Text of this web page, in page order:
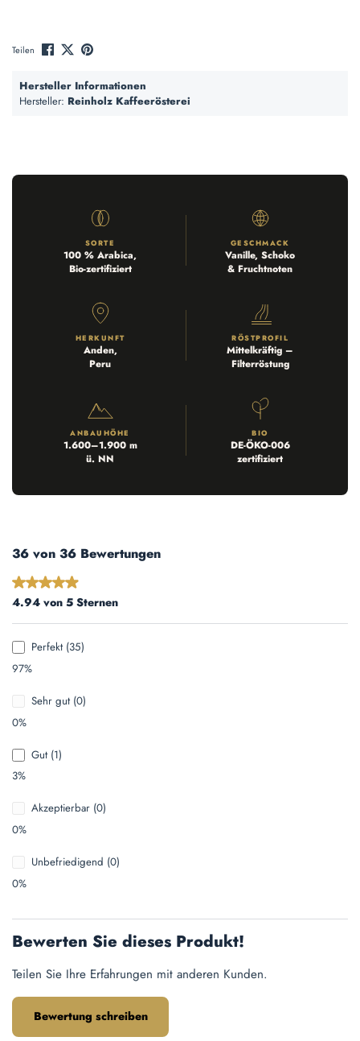
Teilen
Hersteller Informationen
Hersteller: Reinholz Kaffeerösterei
SORTE
100 % Arabica,
Bio-zertifiziert
GESCHMACK
Vanille, Schoko
& Fruchtnoten
HERKUNFT
Anden,
Peru
RÖSTPROFIL
Mittelkräftig –
Filterröstung
ANBAUHÖHE
1.600–1.900 m
ü. NN
BIO
DE-ÖKO-006
zertifiziert
36 von 36 Bewertungen
Durchschnittliche Bewertung von 4.94 von 5 Sternen
4.94 von 5 Sternen
Perfekt (35)
97%
Sehr gut (0)
0%
Gut (1)
3%
Akzeptierbar (0)
0%
Unbefriedigend (0)
0%
Bewerten Sie dieses Produkt!
Teilen Sie Ihre Erfahrungen mit anderen Kunden.
Bewertung schreiben